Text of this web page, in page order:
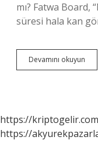
mı? Fatwa Board,
süresi hala kan
Devamını okuyun
Kadın
Alır
https://kriptogelir.com
https://